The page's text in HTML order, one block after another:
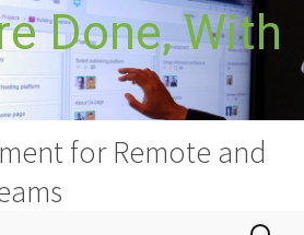
Done, With
for Remote and
Leita